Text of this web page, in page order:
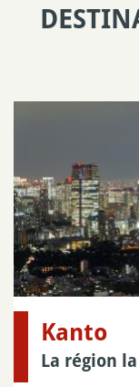
Kanto
La région